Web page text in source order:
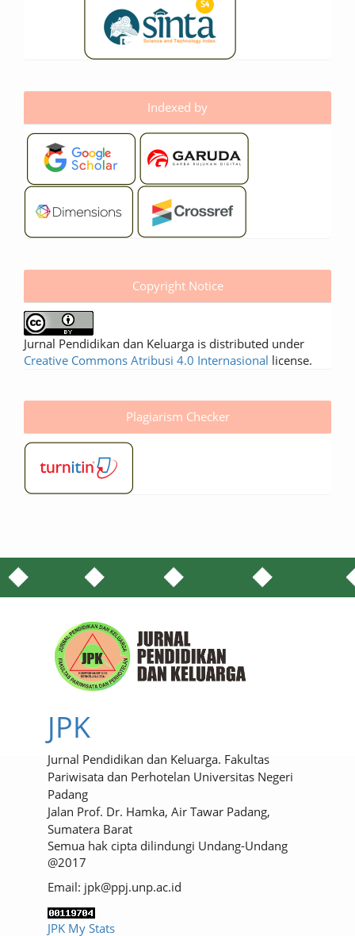
Indexed by
Copyright Notice
Jurnal Pendidikan dan Keluarga is distributed under
Creative Commons Atribusi 4.0 Internasional license.
Plagiarism Checker
JPK
Jurnal Pendidikan dan Keluarga. Fakultas
Pariwisata dan Perhotelan Universitas Negeri
Padang
Jalan Prof. Dr. Hamka, Air Tawar Padang,
Sumatera Barat
Semua hak cipta dilindungi Undang-Undang
@2017
Email: jpk@ppj.unp.ac.id
JPK My Stats